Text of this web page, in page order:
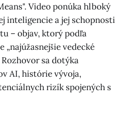
Video ponúka hlboký
inteligencie a jej schopnosti
– objav, ktorý podľa
„najúžasnejšie vedecké
sa dotýka
AI, histórie vývoja,
rizík spojených s